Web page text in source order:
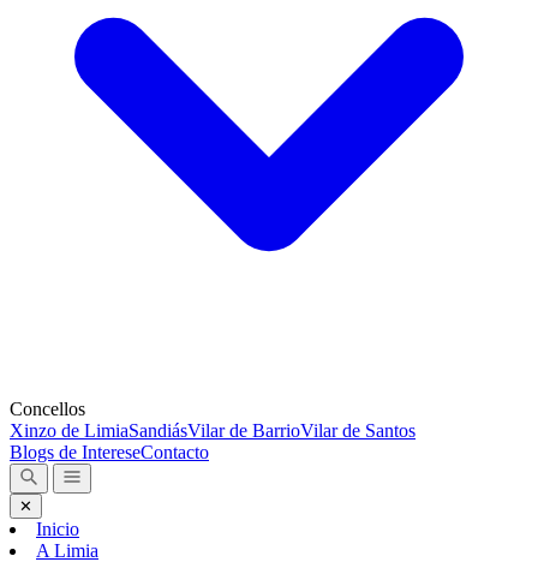
Concellos
Xinzo de LimiaSandiásVilar de BarrioVilar de Santos
Blogs de IntereseContacto
✕
Inicio
A Limia